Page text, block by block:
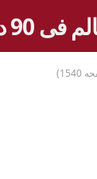
90 دقيقة